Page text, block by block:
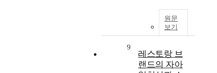
원문
보기
9
레스토랑 브
랜드의 자아